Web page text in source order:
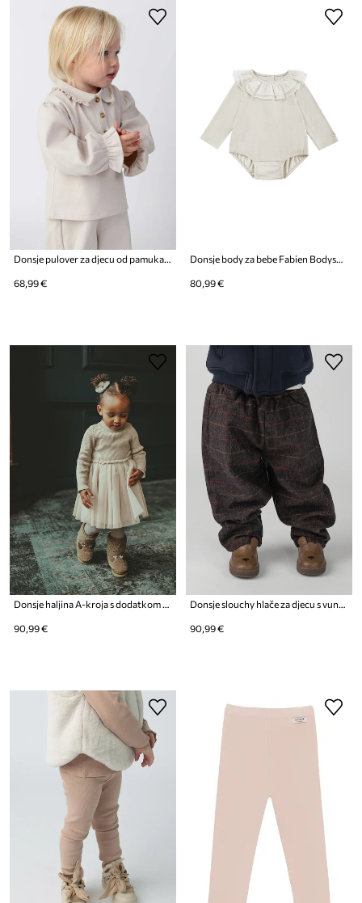
68,99 € 80,99 €
Donsje haljina A-kroja s dodatkom vune Lotus Dress
90,99 €
Donsje slouchy hlače za djecu s vunom Elias Trousers
90,99 €